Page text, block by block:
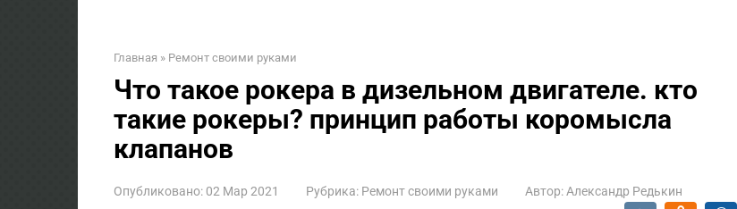
Главная » Ремонт своими руками
Что такое рокера в дизельном двигателе. кто
такие рокеры? принцип работы коромысла
клапанов
Опубликовано: 02 Мар 2021 Рубрика: Ремонт своими руками Автор: Александр Редькин